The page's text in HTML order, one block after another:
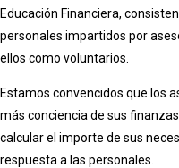
Educación Financiera,
personales impartidos por
ellos como voluntarios.
Estamos convencidos que los
más conciencia de sus
calcular el importe de sus
respuesta a las personales.